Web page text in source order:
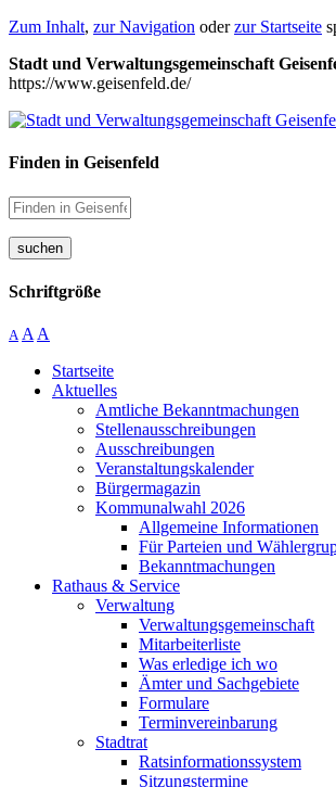
Zum Inhalt, zur Navigation oderzur Startseite
Stadt und Verwaltungsgemeinschaft
https://www.geisenfeld.de/
Finden in Geisenfeld
suchen
Schriftgröße
A A A
Startseite
Aktuelles
Amtliche Bekanntmachungen
Stellenausschreibungen
Ausschreibungen
Veranstaltungskalender
Bürgermagazin
Kommunalwahl 2026
Allgemeine Informationen
Für Parteien und
Bekanntmachungen
Rathaus & Service
Verwaltung
Verwaltungsgemeinschaft
Mitarbeiterliste
Was erledige ich wo
Ämter und Sachgebiete
Formulare
Terminvereinbarung
Stadtrat
Ratsinformationssystem
Sitzungstermine